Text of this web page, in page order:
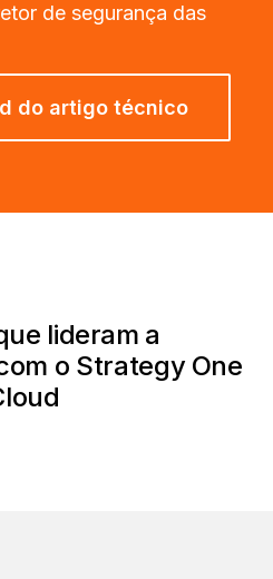
de segurança das
do artigo técnico
lideram a
o Strategy One